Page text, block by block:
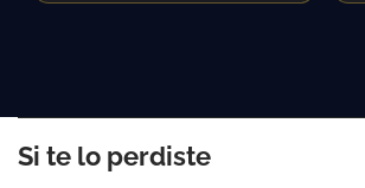
Si te lo perdiste